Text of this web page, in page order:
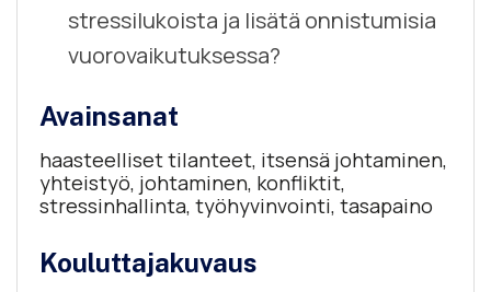
stressilukoista ja lisätä onnistumisia
vuorovaikutuksessa?
Avainsanat
haasteelliset tilanteet, itsensä johtaminen,
yhteistyö, johtaminen, konfliktit,
stressinhallinta, työhyvinvointi, tasapaino
Kouluttajakuvaus